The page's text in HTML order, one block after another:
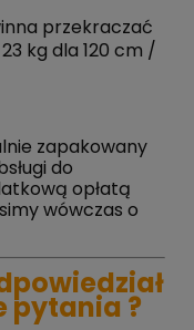
przekraczać
kg dla 120 cm /
zapakowany
do
opłatą
wówczas o
pytania ?